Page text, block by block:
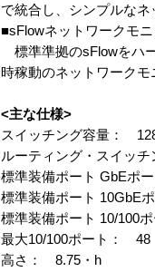
で統合し、シンプルな
■sFlowネットワークモ
標準準拠のsFlowをハ
時稼動のネットワーク
<主な仕様>
スイッチング容量：
ルーティング・スイッ
標準装備ポート GbEポ
標準装備ポート 10GbE
標準装備ポート 10/100
最大10/100ポート： 48
高さ： 8.75・h